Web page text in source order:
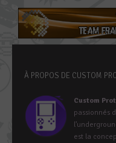
À PROPOS DE CUSTOM
Custom
passionnés
est la